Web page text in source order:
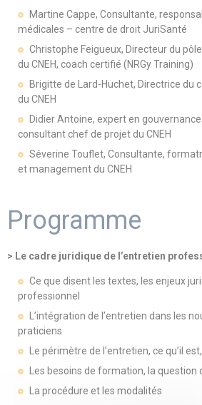
Martine Cappe, Consultante,
médicales – centre de droit JuriSanté
Christophe Feigueux, Directeur du
du CNEH, coach certifié (NRGy Training)
Brigitte de Lard-Huchet, Directrice du
du CNEH
Didier Antoine, expert en
consultant chef de projet du CNEH
Séverine Touflet, Consultante,
et management du CNEH
Programme
> Le cadre juridique de l’entretien
Ce que disent les textes, les enjeux
professionnel
L’intégration de l’entretien dans les
praticiens
Le périmètre de l’entretien, ce qu’il
Les besoins de formation, la question
La procédure et les modalités